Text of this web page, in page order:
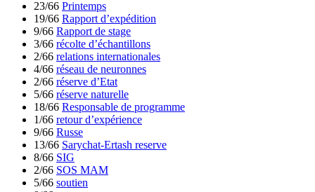
23/66 Printemps
19/66 Rapport d’expédition
9/66 Rapport de stage
3/66 récolte d’échantillons
2/66 relations internationales
4/66 réseau de neuronnes
2/66 réserve d’Etat
5/66 réserve naturelle
18/66 Responsable de programme
1/66 retour d’expérience
9/66 Russe
13/66 Sarychat-Ertash reserve
8/66 SIG
2/66 SOS MAM
5/66 soutien